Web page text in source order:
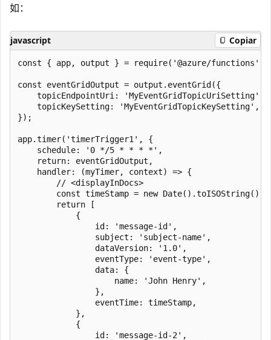
如：
javascript Copiar
const { app, output } = require('@azure/functions');
const eventGridOutput = output.eventGrid({
    topicEndpointUri: 'MyEventGridTopicUriSetting',
    topicKeySetting: 'MyEventGridTopicKeySetting',
});
app.timer('timerTrigger1', {
    schedule: '0 */5 * * * *',
    return: eventGridOutput,
    handler: (myTimer, context) => {
        // <displayInDocs>
        const timeStamp = new Date().toISOString();
        return [
            {
                id: 'message-id',
                subject: 'subject-name',
                dataVersion: '1.0',
                eventType: 'event-type',
                data: {
                    name: 'John Henry',
                },
                eventTime: timeStamp,
            },
            {
                id: 'message-id-2',